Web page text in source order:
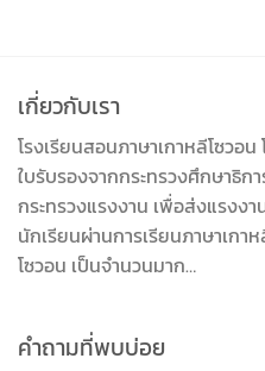
เกี่ยวกับเรา
โรงเรียนสอนภาษาเกาหลีโซวอ
ใบรับรองจากกระทรวงศึกษาธิก
กระทรวงแรงงาน เพื่อส่งแรงง
นักเรียนผ่านการเรียนภาษาเกา
โซวอน เป็นจำนวนมาก…
คำถามที่พบบ่อย